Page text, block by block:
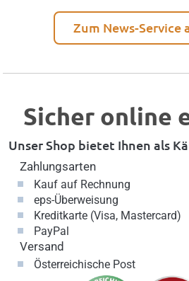
Zum News-Service
Sicher online
Unser Shop bietet Ihnen als
Zahlungsarten
Kauf auf Rechnung
eps-Überweisung
Kreditkarte (Visa, Mastercard)
PayPal
Versand
Österreichische Post